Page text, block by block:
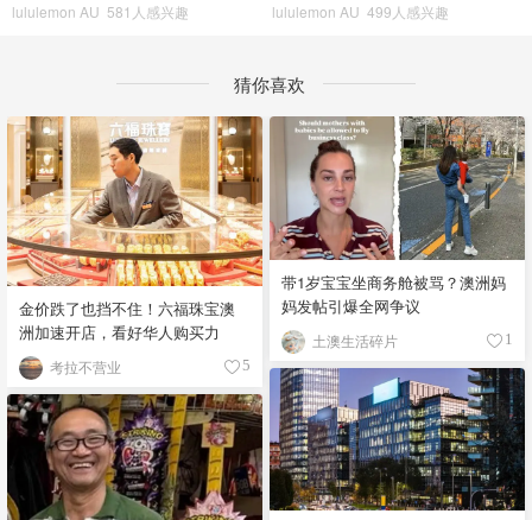
lululemon AU 581人感兴趣 lululemon AU 499人感兴趣
猜你喜欢
金价跌了也挡不住！六福珠宝澳
洲加速开店，看好华人购买力
考拉不营业 5
带1岁宝宝坐商务舱被骂？澳洲妈
妈发帖引爆全网争议
土澳生活碎片 1